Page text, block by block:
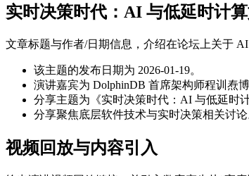
实时决策时代：AI 与低延时计
文章标题与作者/日期信息，介绍在论坛上关于
该主题的发布日期为 2026-01-19。
演讲嘉宾为 DolphinDB 首席架构师程训焘博
分享主题为《实时决策时代：AI 与低延时
分享聚焦底层软件技术与实时决策相关讨论
视频回放与内容引入